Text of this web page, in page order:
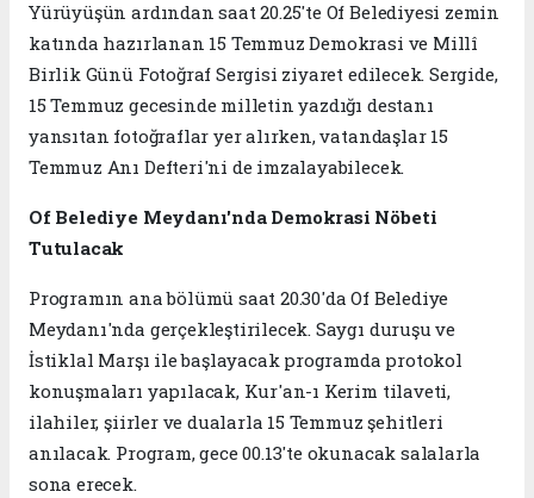
Yürüyüşün ardından saat 20.25'te Of Belediyesi zemin
katında hazırlanan 15 Temmuz Demokrasi ve Millî
Birlik Günü Fotoğraf Sergisi ziyaret edilecek. Sergide,
15 Temmuz gecesinde milletin yazdığı destanı
yansıtan fotoğraflar yer alırken, vatandaşlar 15
Temmuz Anı Defteri'ni de imzalayabilecek.
Of Belediye Meydanı'nda Demokrasi Nöbeti
Tutulacak
Programın ana bölümü saat 20.30'da Of Belediye
Meydanı'nda gerçekleştirilecek. Saygı duruşu ve
İstiklal Marşı ile başlayacak programda protokol
konuşmaları yapılacak, Kur'an-ı Kerim tilaveti,
ilahiler, şiirler ve dualarla 15 Temmuz şehitleri
anılacak. Program, gece 00.13'te okunacak salalarla
sona erecek.